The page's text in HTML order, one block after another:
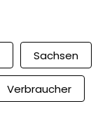
Sachsen
Verbraucher